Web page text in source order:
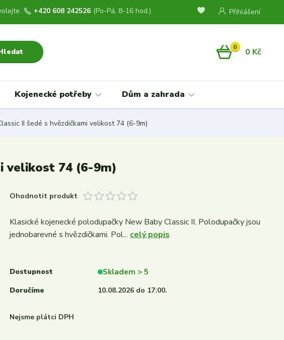
Přihlášení
+420 608 242526 (Po-Pá, 8-16 hod.)
0 0 Kč
Kojenecké potřeby Dům a zahrada
II šedé s hvězdičkami velikost 74 (6-9m)
velikost 74 (6-9m)
Ohodnotit produkt
Klasické kojenecké polodupačky New Baby Classic II. Polodupačky jsou
jednobarevné s hvězdičkami. Pol... celý popis
Dostupnost Skladem > 5
Doručíme 10.08.2026 do 17:00.
Nejsme plátci DPH